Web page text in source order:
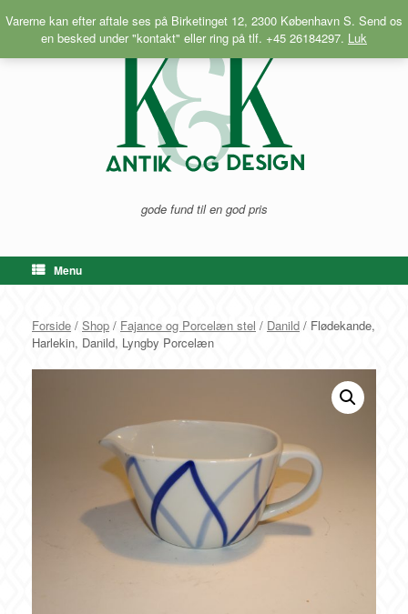
Varerne kan efter aftale ses på Birketinget 12, 2300 København S. Send os
en besked under "kontakt" eller ring på tlf. +45 26184297. Luk
til
gode fund til en god pris
Menu
Forside / Shop / Fajance og Porcelæn stel / Danild / Flødekande,
Harlekin, Danild, Lyngby Porcelæn